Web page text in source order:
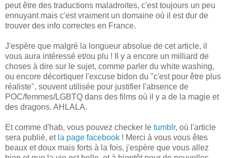
peut être des traductions maladroites, c'est toujours un peu
ennuyant mais c'est vraiment un domaine où il est dur de
trouver des info correctes en France.
J'espère que malgré la longueur absolue de cet article, il
vous aura intéressé et/ou plu ! Il y a encore un milliard de
choses à dire sur le sujet, comme parler du white washing,
ou encore décortiquer l'excuse bidon du "c'est pour être plus
réaliste", souvent utilisée pour justifier l'absence de
POC/femmes/LGBTQ dans des films où il y a de la magie et
des dragons. AHLALA.
Et comme d'hab, vous pouvez checker le tumblr, où l'article
sera publié, etla page facebook ! Merci à vous vous êtes
beaux et doux mais forts à la fois, j'espère que vous allez